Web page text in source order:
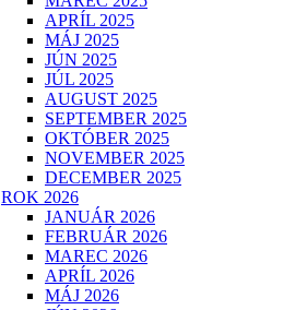
APRÍL 2025
MÁJ 2025
JÚN 2025
JÚL 2025
AUGUST 2025
SEPTEMBER 2025
OKTÓBER 2025
NOVEMBER 2025
DECEMBER 2025
ROK 2026
JANUÁR 2026
FEBRUÁR 2026
MAREC 2026
APRÍL 2026
MÁJ 2026